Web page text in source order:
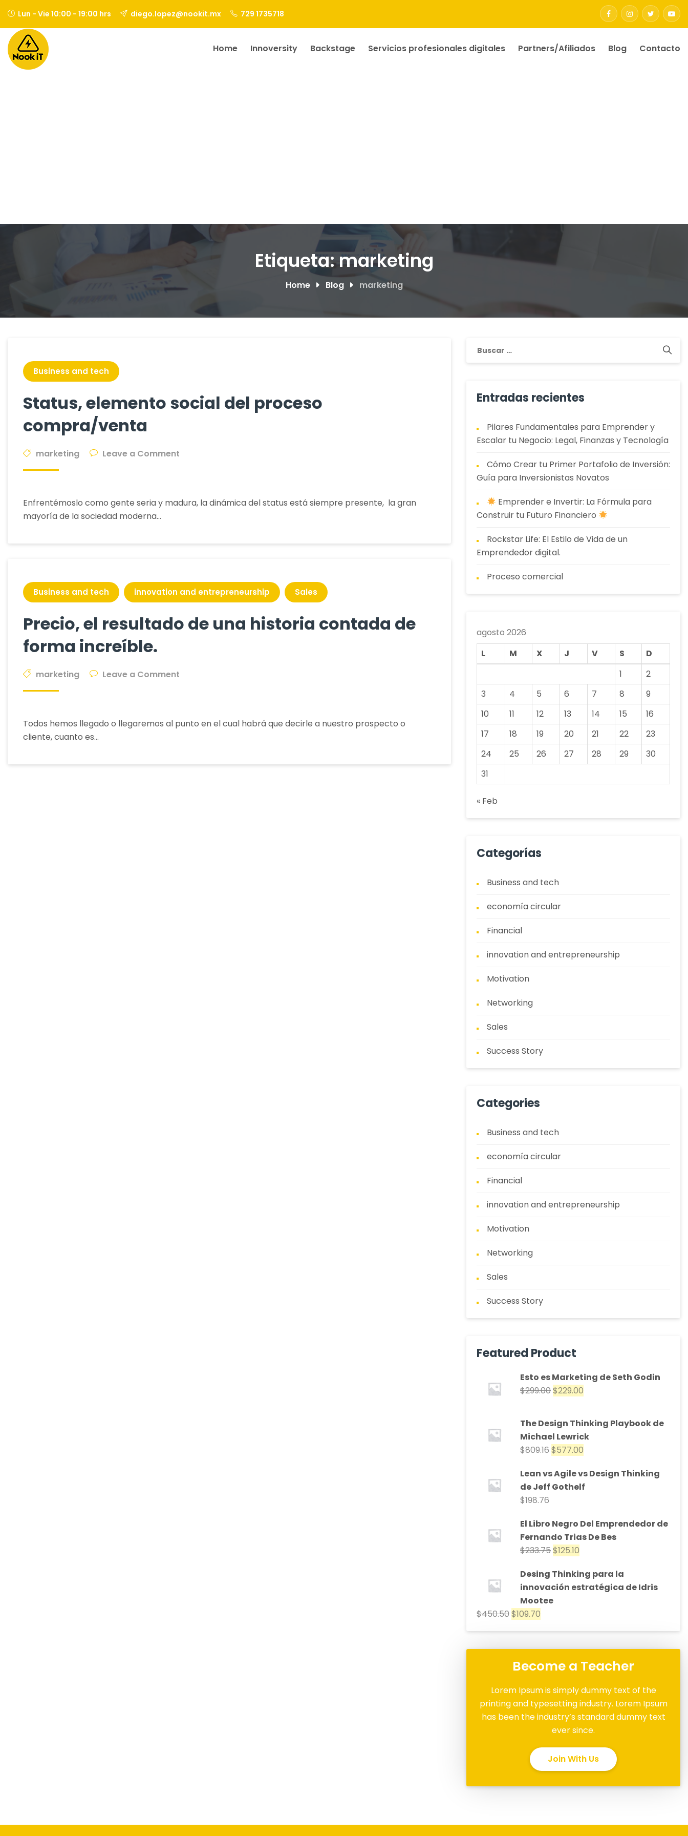
content
Lun - Vie 10:00 - 19:00 hrs diego.lopez@nookit.mx 729 1735718
Home Innoversity Backstage Servicios profesionales digitales Partners/Afiliados Blog Contacto
Etiqueta:marketing
Home Blog marketing
Business and tech
Status, elemento social del proceso
compra/venta
marketing Leave a Comment
del
Enfrentémoslo como gente seria y madura, la dinámica del status está siempre presente, la gran
mayoría de la sociedad moderna…
Business and tech innovation and entrepreneurship Sales
Precio, el resultado de una historia contada de
forma increíble.
marketing Leave a Comment
de
contada
Todos hemos llegado o llegaremos al punto en el cual habrá que decirle a nuestro prospecto o
cliente, cuanto es…
Entradas recientes
Pilares Fundamentales para Emprender y
Escalar tu Negocio: Legal, Finanzas y Tecnología
Cómo Crear tu Primer Portafolio de Inversión:
Guía para Inversionistas Novatos
Emprender e Invertir: La Fórmula para
Construir tu Futuro Financiero
Rockstar Life: El Estilo de Vida de un
Emprendedor digital.
Proceso comercial
agosto 2026
L
M X J V S
D
1
2
3
4 5 6 7 8
9
10
11 12 13 14 15
16
17
18 19 20 21 22
23
24
25 26 27 28 29
30
31
« Feb
Categorías
Business and tech
economía circular
Financial
innovation and entrepreneurship
Motivation
Networking
Sales
Success Story
Categories
Business and tech
economía circular
Financial
innovation and entrepreneurship
Motivation
Networking
Sales
Success Story
Featured Product
Esto es Marketing de Seth Godin
$299.00$229.00
The Design Thinking Playbook de
Michael Lewrick
$809.16$577.00
Lean vs Agile vs Design Thinking
de Jeff Gothelf
$198.76
El Libro Negro Del Emprendedor de
Fernando Trias De Bes
$233.75$125.10
Desing Thinking para la
innovación estratégica de Idris
Mootee
$450.50$109.70
Become a Teacher
Lorem Ipsum is simply dummy text of the
printing and typesetting industry. Lorem Ipsum
has been the industry’s standard dummy text
ever since.
Join With Us